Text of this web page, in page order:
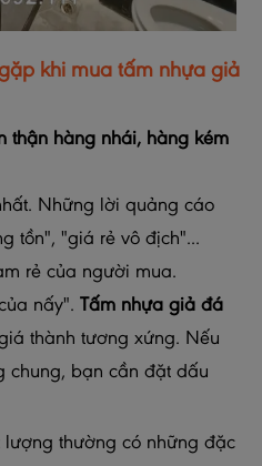
khi mua tấm nhựa giả
thận hàng nhái, hàng kém
Những lời quảng cáo
tồn", "giá rẻ vô địch"...
rẻ của người mua.
nấy". Tấm nhựa giả đá
thành tương xứng. Nếu
chung, bạn cần đặt dấu
thường có những đặc